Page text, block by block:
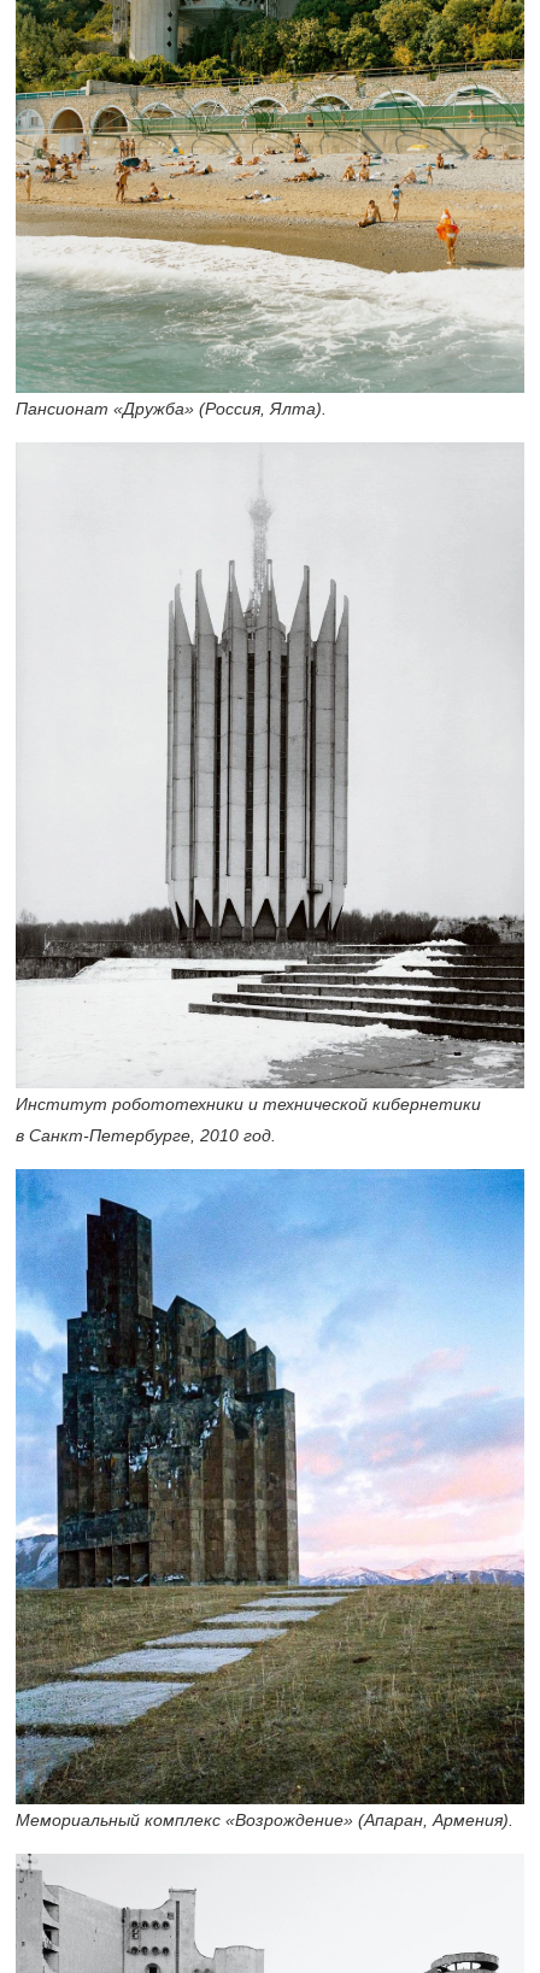
Пансионат «Дружба» (Россия, Ялта).
Институт робототехники и технической кибернетики
в Санкт-Петербурге, 2010 год.
Мемориальный комплекс «Возрождение» (Апаран, Армения).